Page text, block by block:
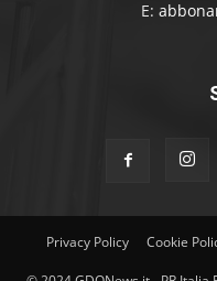
E:
Privacy Policy Cookie